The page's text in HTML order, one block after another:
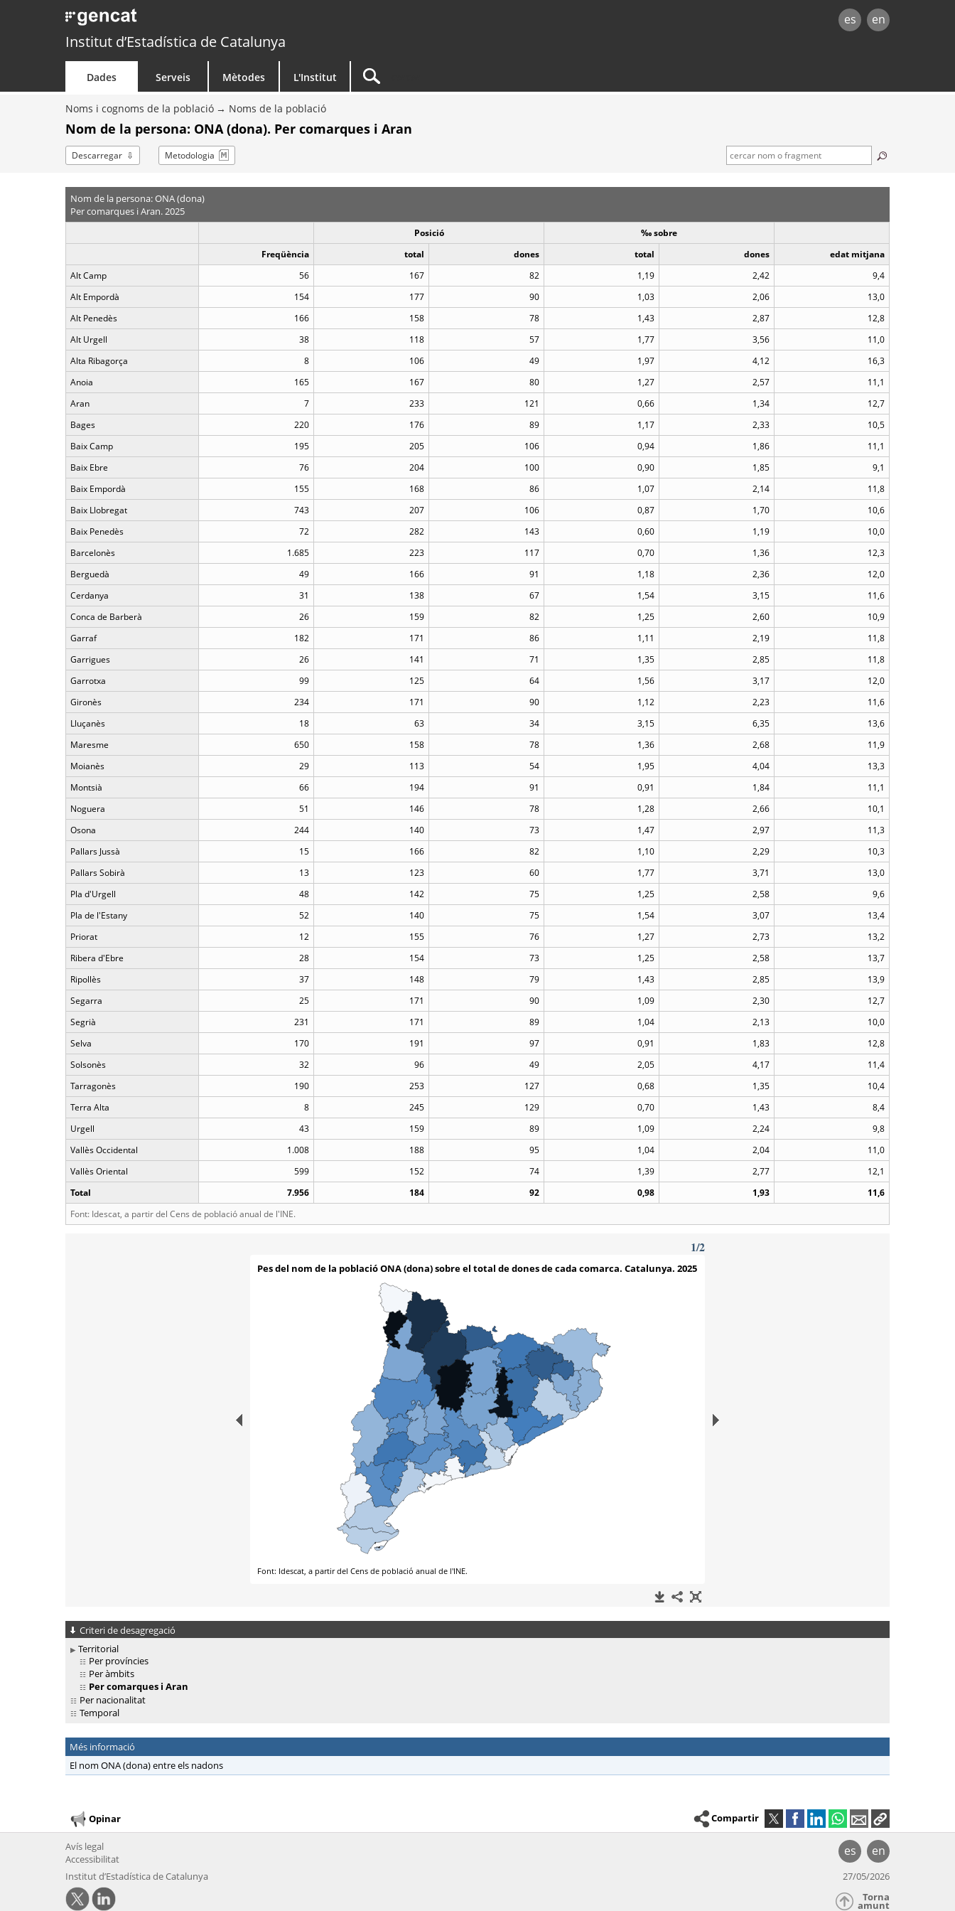
es en
Institut d’Estadística de Catalunya
Dades Serveis Mètodes L'Institut
Noms i cognoms de la població Noms de la població
Nom de la persona: ONA (dona). Per comarques i Aran
Descarregar Metodologia
Nom de la persona: ONA (dona)
Per comarques i Aran. 2025
Posició
‰ sobre
Freqüència
total dones total dones
edat mitjana
Alt Camp
56 167 82 1,19 2,42
9,4
Alt Empordà
154 177 90 1,03 2,06
13,0
Alt Penedès
166 158 78 1,43 2,87
12,8
Alt Urgell
38 118 57 1,77 3,56
11,0
Alta Ribagorça
8 106 49 1,97 4,12
16,3
Anoia
165 167 80 1,27 2,57
11,1
Aran
7 233 121 0,66 1,34
12,7
Bages
220 176 89 1,17 2,33
10,5
Baix Camp
195 205 106 0,94 1,86
11,1
Baix Ebre
76 204 100 0,90 1,85
9,1
Baix Empordà
155 168 86 1,07 2,14
11,8
Baix Llobregat
743 207 106 0,87 1,70
10,6
Baix Penedès
72 282 143 0,60 1,19
10,0
Barcelonès
1.685 223 117 0,70 1,36
12,3
Berguedà
49 166 91 1,18 2,36
12,0
Cerdanya
31 138 67 1,54 3,15
11,6
Conca de Barberà
26 159 82 1,25 2,60
10,9
Garraf
182 171 86 1,11 2,19
11,8
Garrigues
26 141 71 1,35 2,85
11,8
Garrotxa
99 125 64 1,56 3,17
12,0
Gironès
234 171 90 1,12 2,23
11,6
Lluçanès
18 63 34 3,15 6,35
13,6
Maresme
650 158 78 1,36 2,68
11,9
Moianès
29 113 54 1,95 4,04
13,3
Montsià
66 194 91 0,91 1,84
11,1
Noguera
51 146 78 1,28 2,66
10,1
Osona
244 140 73 1,47 2,97
11,3
Pallars Jussà
15 166 82 1,10 2,29
10,3
Pallars Sobirà
13 123 60 1,77 3,71
13,0
Pla d'Urgell
48 142 75 1,25 2,58
9,6
Pla de l'Estany
52 140 75 1,54 3,07
13,4
Priorat
12 155 76 1,27 2,73
13,2
Ribera d'Ebre
28 154 73 1,25 2,58
13,7
Ripollès
37 148 79 1,43 2,85
13,9
Segarra
25 171 90 1,09 2,30
12,7
Segrià
231 171 89 1,04 2,13
10,0
Selva
170 191 97 0,91 1,83
12,8
Solsonès
32 96 49 2,05 4,17
11,4
Tarragonès
190 253 127 0,68 1,35
10,4
Terra Alta
8 245 129 0,70 1,43
8,4
Urgell
43 159 89 1,09 2,24
9,8
Vallès Occidental
1.008 188 95 1,04 2,04
11,0
Vallès Oriental
599 152 74 1,39 2,77
12,1
Total
7.956 184 92 0,98 1,93
11,6
Font: Idescat, a partir del Cens de població anual de l'INE.
Criteri de desagregació
Territorial
Per províncies
Per àmbits
Per comarques i Aran
Per nacionalitat
Temporal
Més informació
El nom ONA (dona) entre els nadons
Opinar Compartir
es en
Avís legal
Accessibilitat
Institut d’Estadística de Catalunya
27/05/2026
Torna
amunt